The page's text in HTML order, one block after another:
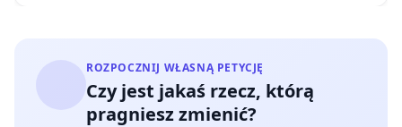
ROZPOCZNIJ WŁASNĄ PETYCJĘ
Czy jest jakaś rzecz, którą
pragniesz zmienić?